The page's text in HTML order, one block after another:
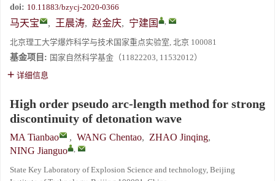
doi: 10.11883/bzycj-2020-0366
马天宝 , 王晨涛, 赵金庆, 宁建国 ,
北京理工大学爆炸科学与技术国家重点实验室, 北京 100081
基金项目: 国家自然科学基金（11822203, 11532012）
详细信息
High order pseudo arc-length method for strong
discontinuity of detonation wave
MA Tianbao , WANG Chentao, ZHAO Jinqing,
NING Jianguo
,
State Key Laboratory of Explosion Science and technology, Beijing